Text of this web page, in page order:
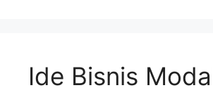
Ide Bisnis